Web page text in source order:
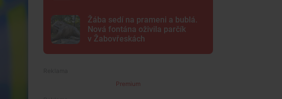
Žába sedí na prameni a bublá.
Nová fontána oživila parčík
v Žabovřeskách
Premium